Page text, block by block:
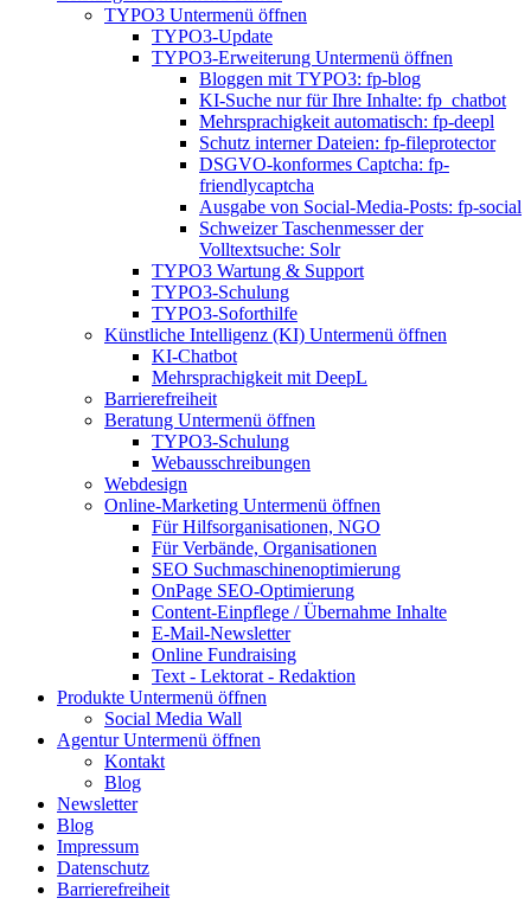
TYPO3 Untermenü öffnen
TYPO3-Update
TYPO3-Erweiterung Untermenü öffnen
Bloggen mit TYPO3: fp-blog
KI-Suche nur für Ihre Inhalte: fp_chatbot
Mehrsprachigkeit automatisch: fp-deepl
Schutz interner Dateien: fp-fileprotector
DSGVO-konformes Captcha: fp-
friendlycaptcha
Ausgabe von Social-Media-Posts: fp-social
Schweizer Taschenmesser der
Volltextsuche: Solr
TYPO3 Wartung & Support
TYPO3-Schulung
TYPO3-Soforthilfe
Künstliche Intelligenz (KI) Untermenü öffnen
KI-Chatbot
Mehrsprachigkeit mit DeepL
Barrierefreiheit
Beratung Untermenü öffnen
TYPO3-Schulung
Webausschreibungen
Webdesign
Online-Marketing Untermenü öffnen
Für Hilfsorganisationen, NGO
Für Verbände, Organisationen
SEO Suchmaschinenoptimierung
OnPage SEO-Optimierung
Content-Einpflege / Übernahme Inhalte
E-Mail-Newsletter
Online Fundraising
Text - Lektorat - Redaktion
Produkte Untermenü öffnen
Social Media Wall
AgenturUntermenü öffnen
Kontakt
Blog
Newsletter
Blog
Impressum
Datenschutz
Barrierefreiheit